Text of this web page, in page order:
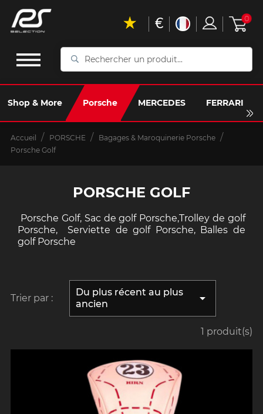
Rechercher
produit...
Shop & More Porsche MERCEDES FERRARI
€ 0
Accueil PORSCHE
Bagages & Maroquinerie Porsche
Porsche Golf
PORSCHE GOLF
Porsche Golf, Sac de golf Porsche,Trolley de golf
Porsche, Serviette de golf Porsche, Balles de
golf Porsche
Trier par :
Du plus récent au plus
ancien

1 produit(s)